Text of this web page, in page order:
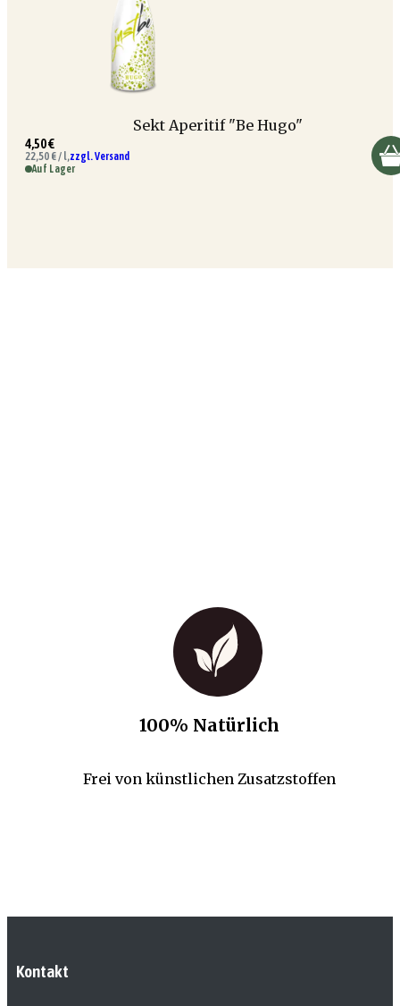
Sekt Aperitif "Be Hugo"
4,50 €
22,50 € / l,zzgl. Versand
Auf Lager
100% Natürlich
Frei von künstlichen Zusatzstoffen
Kontakt